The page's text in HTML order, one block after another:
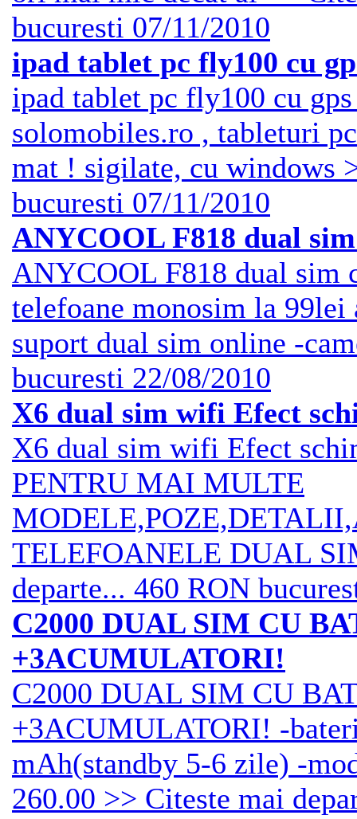
bucuresti 07/11/2010
ipad tablet pc fly100 cu
ipad tablet pc fly100 cu
solomobiles.ro , tableturi
mat ! sigilate, cu windows
bucuresti 07/11/2010
ANYCOOL F818 dual
ANYCOOL F818 dual sim
telefoane monosim la
suport dual sim online -
bucuresti 22/08/2010
X6 dual sim wifi Efect
X6 dual sim wifi Efect
PENTRU MAI MULTE
TELEFOANELE DUAL
departe... 460 RON
C2000 DUAL SIM CU
+3ACUMULATORI!
C2000 DUAL SIM CU
+3ACUMULATORI! -
mAh(standby 5-6 zile) -
260.00 >> Citeste mai